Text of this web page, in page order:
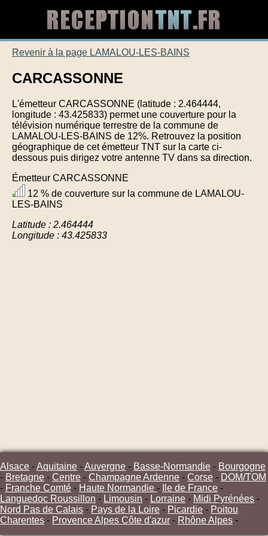
Revenir à la page LAMALOU-LES-BAINS
CARCASSONNE
L'émetteur CARCASSONNE (latitude : 2.464444,
longitude : 43.425833) permet une couverture pour la
télévision numérique terrestre de la commune de
LAMALOU-LES-BAINS de 12%. Retrouvez la position
géographique de cet émetteur TNT sur la carte ci-
dessous puis dirigez votre antenne TV dans sa direction.
Émetteur CARCASSONNE
12 % de couverture sur la commune de LAMALOU-
LES-BAINS
Latitude : 2.464444
Longitude : 43.425833
Alsace -Aquitaine -Auvergne - Basse-Normandie - Bourgogne
- Bretagne - Centre - Champagne Ardenne - Corse - DOM/TOM
- Franche Comté - Haute Normandie - Ile de France -
Languedoc Roussillon - Limousin - Lorraine - Midi Pyrénées -
Nord Pas de Calais - Pays de la Loire - Picardie - Poitou
Charentes - Provence Alpes Côte d'azur - Rhône Alpes -